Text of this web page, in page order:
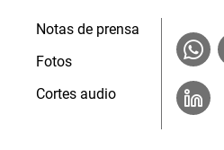
Notas de prensa
Fotos
Cortes audio